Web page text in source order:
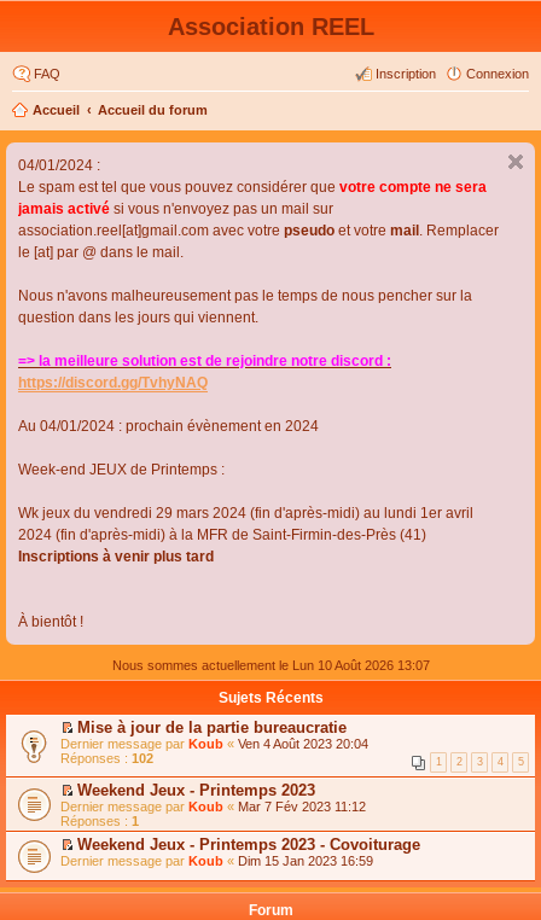
Association REEL
FAQ Connexion
Inscription
Accueil Accueil du forum
04/01/2024 :
Le spam est tel que vous pouvez considérer que votre compte ne sera
jamais activé si vous n'envoyez pas un mail sur
association.reel[at]gmail.com avec votre pseudo et votre mail . Remplacer
le [at] par @ dans le mail.
Nous n'avons malheureusement pas le temps de nous pencher sur la
question dans les jours qui viennent.
=> la meilleure solution est de rejoindre notre discord :
https://discord.gg/TvhyNAQ
Au 04/01/2024 : prochain évènement en 2024
Week-end JEUX de Printemps :
Wk jeux du vendredi 29 mars 2024 (fin d'après-midi) au lundi 1er avril
2024 (fin d'après-midi) à la MFR de Saint-Firmin-des-Près (41)
Inscriptions à venir plus tard
À bientôt !
Nous sommes actuellement le Lun 10 Août 2026 13:07
Sujets Récents
C
o
n
s
u
l
t
e
r
l
e
Mise à jour de la partie bureaucratie
Dernier message par Koub « Ven 4 Août 2023 20:04
Réponses : 102 1 2 3 4 5
C
o
n
s
u
t
Weekend Jeux - Printemps 2023
Dernier message par Koub « Mar 7 Fév 2023 11:12
Réponses : 1
C
n
Weekend Jeux - Printemps 2023 - Covoiturage
Dernier message par Koub « Dim 15 Jan 2023 16:59
Forum